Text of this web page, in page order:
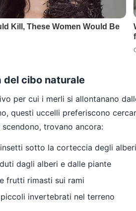
del cibo naturale
per cui i merli si allontanano
questi uccelli preferiscono
trovano ancora:
sotto la corteccia degli alberi
dagli alberi e dalle piante
frutti rimasti sui rami
invertebrati nel terreno